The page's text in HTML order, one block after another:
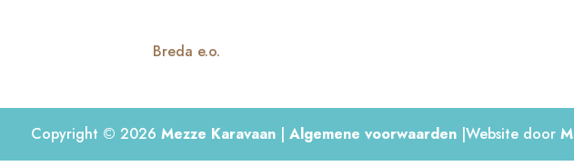
Breda e.o.
Copyright © 2026 Mezze Karavaan| Algemene voorwaarden|Website door